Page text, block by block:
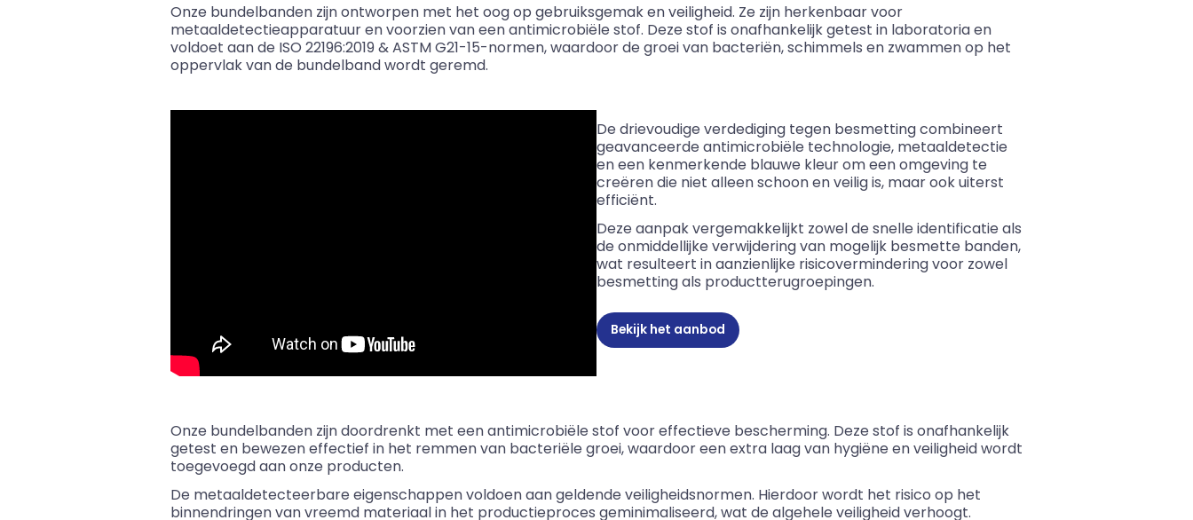
Onze bundelbanden zijn ontworpen met het oog op gebruiksgemak en veiligheid. Ze zijn herkenbaar voor
metaaldetectieapparatuur en voorzien van een antimicrobiële stof. Deze stof is onafhankelijk getest in laboratoria en
voldoet aan de ISO 22196:2019 &ASTM G21-15-normen, waardoor de groei van bacteriën, schimmels en zwammen op het
oppervlak van de bundelband wordt geremd.
De drievoudige verdediging tegen besmetting combineert
geavanceerde antimicrobiële technologie, metaaldetectie
en een kenmerkende blauwe kleur om een omgeving te
creëren die niet alleen schoon en veilig is, maar ook uiterst
efficiënt.
Deze aanpak vergemakkelijkt zowel de snelle identificatie als
de onmiddellijke verwijdering van mogelijk besmette banden,
wat resulteert in aanzienlijke risicovermindering voor zowel
besmetting als productterugroepingen.
Bekijk het aanbod
Onze bundelbanden zijn doordrenkt met een antimicrobiële stof voor effectieve bescherming. Deze stof is onafhankelijk
getest en bewezen effectief in het remmen van bacteriële groei, waardoor een extra laag van hygiëne en veiligheid wordt
toegevoegd aan onze producten.
De metaaldetecteerbare eigenschappen voldoen aan geldende veiligheidsnormen. Hierdoor wordt het risico op het
binnendringen van vreemd materiaal in het productieproces geminimaliseerd, wat de algehele veiligheid verhoogt.